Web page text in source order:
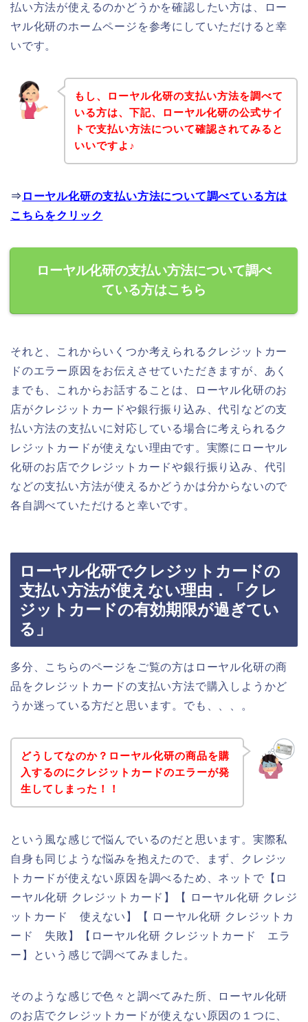
払い方法が使えるのかどうかを確認したい方は、ロー
ヤル化研のホームページを参考にしていただけると幸
いです。
もし、ローヤル化研の支払い方法を調べて
いる方は、下記、ローヤル化研の公式サイ
トで支払い方法について確認されてみると
いいですよ♪
⇒ ローヤル化研の支払い方法について調べている方は
こちらをクリック
ローヤル化研の支払い方法について調べ
ている方はこちら
それと、これからいくつか考えられるクレジットカー
ドのエラー原因をお伝えさせていただきますが、あく
までも、これからお話することは、ローヤル化研のお
店がクレジットカードや銀行振り込み、代引などの支
払い方法の支払いに対応している場合に考えられるク
レジットカードが使えない理由です。実際にローヤル
化研のお店でクレジットカードや銀行振り込み、代引
などの支払い方法が使えるかどうかは分からないので
各自調べていただけると幸いです。
ローヤル化研でクレジットカードの
支払い方法が使えない理由．「クレ
ジットカードの有効期限が過ぎてい
る」
多分、こちらのページをご覧の方はローヤル化研の商
品をクレジットカードの支払い方法で購入しようかど
うか迷っている方だと思います。でも、、、。
どうしてなのか？ローヤル化研の商品を購
入するのにクレジットカードのエラーが発
生してしまった！！
という風な感じで悩んでいるのだと思います。実際私
自身も同じような悩みを抱えたので、まず、クレジッ
トカードが使えない原因を調べるため、ネットで【ロ
ーヤル化研 クレジットカード】【 ローヤル化研 クレジ
ットカード 使えない】【 ローヤル化研 クレジットカ
ード 失敗】【ローヤル化研 クレジットカード エラ
ー】という感じで調べてみました。
そのような感じで色々と調べてみた所、ローヤル化研
のお店でクレジットカードが使えない原因の１つに、